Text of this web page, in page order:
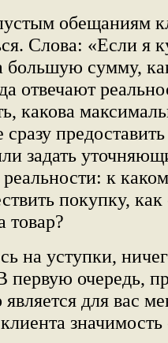
обещаниям
Слова: «Если я
большую сумму,
отвечают
какова
задать
к
покупку, как
товар?
на уступки,
первую очередь,
является для вас